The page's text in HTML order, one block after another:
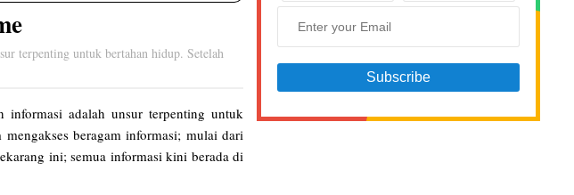
terpenting untuk bertahan hidup. Setelah
informasi adalah unsur terpenting untuk
beragam informasi; mulai dari
ini; semua informasi kini berada di